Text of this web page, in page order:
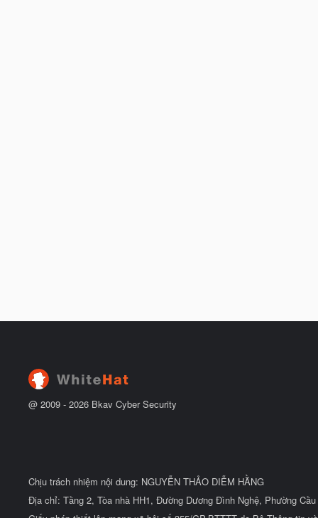
@ 2009 - 2026 Bkav Cyber Security
Chịu trách nhiệm nội dung: NGUYỄN THẢO DIỄM HẰNG
Địa chỉ: Tầng 2, Tòa nhà HH1, Đường Dương Đình Nghệ, Phường